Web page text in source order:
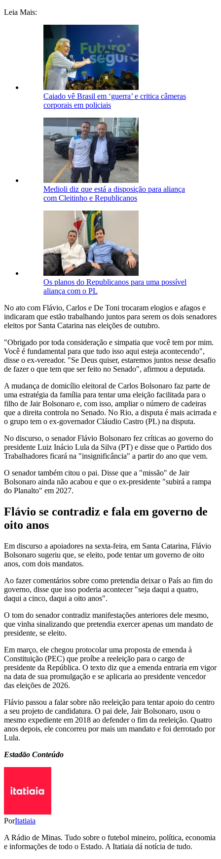
Leia Mais:
Caiado vê Brasil em ‘guerra’ e critica câmeras
corporais em policiais
Medioli diz que está a disposição para aliança
com Cleitinho e Republicanos
Os planos do Republicanos para uma possível
aliança com o PL
No ato com Flávio, Carlos e De Toni trocaram elogios e afagos e
indicaram que estão trabalhando juntos para serem os dois senadores
eleitos por Santa Catarina nas eleições de outubro.
"Obrigado por toda consideração e simpatia que você tem por mim.
Você é fundamental para que tudo isso aqui esteja acontecendo",
disse o ex-vereador. "Se Deus quiser, estaremos juntos nesse desafio
de fazer o que tem que ser feito no Senado", afirmou a deputada.
A mudança de domicílio eleitoral de Carlos Bolsonaro faz parte de
uma estratégia da família para tentar uma eleição facilitada para o
filho de Jair Bolsonaro e, com isso, ampliar o número de cadeiras
que a direita controla no Senado. No Rio, a disputa é mais acirrada e
o grupo tem o ex-governador Cláudio Castro (PL) na disputa.
No discurso, o senador Flávio Bolsonaro fez críticas ao governo do
presidente Luiz Inácio Lula da Silva (PT) e disse que o Partido dos
Trabalhadores ficará na "insignificância" a partir do ano que vem.
O senador também citou o pai. Disse que a "missão" de Jair
Bolsonaro ainda não acabou e que o ex-presidente "subirá a rampa
do Planalto" em 2027.
Flávio se contradiz e fala em governo de
oito anos
Em discurso a apoiadores na sexta-feira, em Santa Catarina, Flávio
Bolsonaro sugeriu que, se eleito, pode tentar um governo de oito
anos, com dois mandatos.
Ao fazer comentários sobre como pretendia deixar o País ao fim do
governo, disse que isso poderia acontecer "seja daqui a quatro,
daqui a cinco, daqui a oito anos".
O tom do senador contradiz manifestações anteriores dele mesmo,
que vinha sinalizando que pretendia exercer apenas um mandato de
presidente, se eleito.
Em março, ele chegou protocolar uma proposta de emenda à
Constituição (PEC) que proíbe a reeleição para o cargo de
presidente da República. O texto diz que a emenda entraria em vigor
na data de sua promulgação e se aplicaria ao presidente vencedor
das eleições de 2026.
Flávio passou a falar sobre não reeleição para tentar apoio do centro
a seu projeto de candidatura. O pai dele, Jair Bolsonaro, usou o
mesmo expediente em 2018 ao defender o fim da reeleição. Quatro
anos depois, ele concorreu por mais um mandato e foi derrotado por
Lula.
Estadão Conteúdo
PorItatiaia
A Rádio de Minas. Tudo sobre o futebol mineiro, política, economia
e informações de todo o Estado. A Itatiaia dá notícia de tudo.